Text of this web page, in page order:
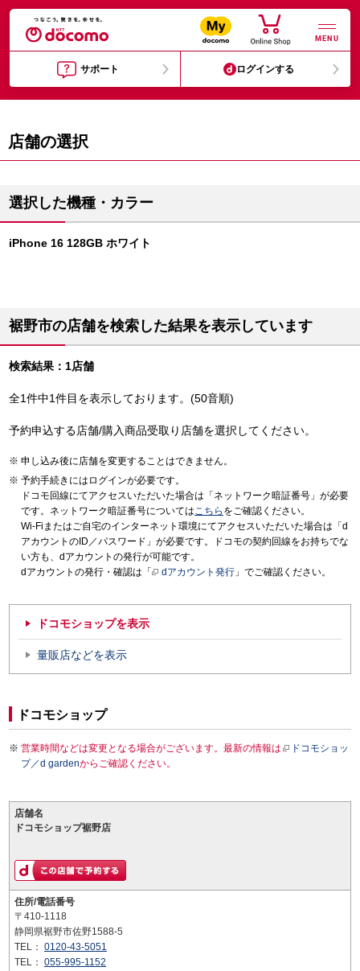
MENU
サポート ログインする
店舗の選択
選択した機種・カラー
iPhone 16 128GB ホワイト
裾野市の店舗を検索した結果を表示しています
検索結果：1店舗
全1件中1件目を表示しております。(50音順)
予約申込する店舗/購入商品受取り店舗を選択してください。
申し込み後に店舗を変更することはできません。
予約手続きにはログインが必要です。
ドコモ回線にてアクセスいただいた場合は「ネットワーク暗証番号」が必要
です。ネットワーク暗証番号についてはこちら をご確認ください。
Wi-Fiまたはご自宅のインターネット環境にてアクセスいただいた場合は「d
アカウントのID／パスワード」が必要です。ドコモの契約回線をお持ちでな
い方も、dアカウントの発行が可能です。
dアカウントの発行・確認は「
dアカウント発行 」でご確認ください。
ドコモショップを表示
量販店などを表示
ドコモショップ
営業時間などは変更となる場合がございます。最新の情報は
ドコモショッ
プ／d gardenからご確認ください。
店舗名
ドコモショップ裾野店
住所/電話番号
〒410-1118
静岡県裾野市佐野1588-5
TEL： 0120-43-5051
TEL： 055-995-1152